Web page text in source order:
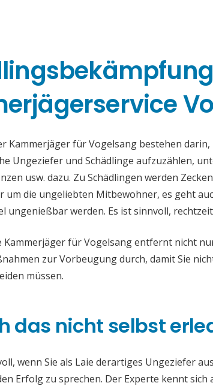
Kammerjäger für Vogelsang bestehen
Ungeziefer und Schädlinge aufzuzählen,
usw. dazu. Zu Schädlingen werden
um die ungeliebten Mitbewohner, es geht
ungenießbar werden. Es ist sinnvoll,
Kammerjäger für Vogelsang entfernt nicht
zur Vorbeugung durch, damit Sie
müssen.
das nicht selbst
wenn Sie als Laie derartiges Ungeziefer
Erfolg zu sprechen. Der Experte kennt